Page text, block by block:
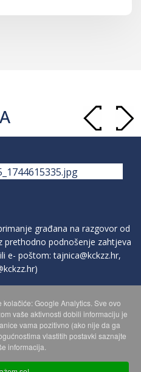
građana na razgovor od
prethodno podnošenje zahtjeva
ili e- poštom:tajnica@kckzz.hr,
)
OSOBNIH PODATAKA
WEBA
Google Analytics. Sve ovo
vaše aktivnosti dobili informaciju je
vama pozitivno (ako nije da ga
vlastitih postavki saznajte
informacija.